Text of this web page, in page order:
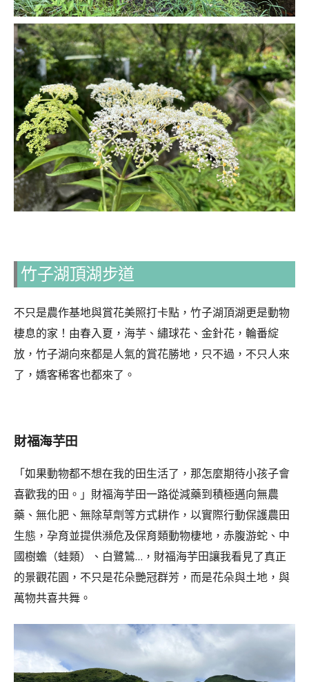
竹子湖頂湖步道
不只是農作基地與賞花美照打卡點，竹子湖頂湖更是動物
棲息的家！由春入夏，海芋、繡球花、金針花，輪番綻
放，竹子湖向來都是人氣的賞花勝地，只不過，不只人來
了，嬌客稀客也都來了。
財福海芋田
「如果動物都不想在我的田生活了，那怎麼期待小孩子會
喜歡我的田。」財福海芋田一路從減藥到積極邁向無農
藥、無化肥、無除草劑等方式耕作，以實際行動保護農田
生態，孕育並提供瀕危及保育類動物棲地，赤腹游蛇、中
國樹蟾（蛙類）、白鷺鷥…，財福海芋田讓我看見了真正
的景觀花園，不只是花朵艷冠群芳，而是花朵與土地，與
萬物共喜共舞。